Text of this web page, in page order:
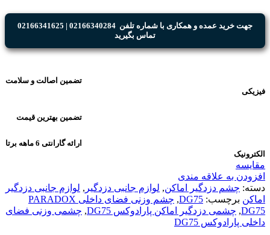
جهت خرید عمده و همکاری با شماره تلفن 02166340284 | 02166341625
تماس بگیرید
تضمین اصالت و سلامت
فیزیکی
تضمین بهترین قیمت
ارائه گارانتی 6 ماهه برتا
الکترونیک
مقایسه
افزودن به علاقه مندی
دسته: چشم دزدگیر اماکن, لوازم جانبی دزدگیر , لوازم جانبی دزدگیر
اماکن برچسب: DG75
,
چشم وزنی فضای داخلی PARADOX
DG75
, چشمی دزدگیر اماکن پارادوکس DG75 , چشمی وزنی فضای
داخلی پارادوکس DG75